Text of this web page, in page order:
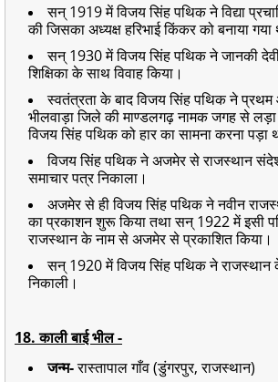
सन् 1919 में विजय सिंह पथिक ने विद्या
की जिसका अध्यक्ष हरिभाई किंकर को बनाया गया
सन् 1930 में विजय सिंह पथिक ने जानकी
शिक्षिका के साथ विवाह किया।
स्वतंत्रता के बाद विजय सिंह पथिक ने
भीलवाड़ा जिले की माण्डलगढ़ नामक जगह से
विजय सिंह पथिक को हार का सामना करना पड़ा
विजय सिंह पथिक ने अजमेर से राजस्थान
समाचार पत्र निकाला।
अजमेर से ही विजय सिंह पथिक ने नवीन
का प्रकाशन शुरू किया तथा सन् 1922 में इसी
राजस्थान के नाम से अजमेर से प्रकाशित किया।
सन् 1920 में विजय सिंह पथिक ने राजस्थान
निकाली।
18. काली बाई भील -
जन्म-रास्तापाल गाँव (डुंगरपुर, राजस्थान)